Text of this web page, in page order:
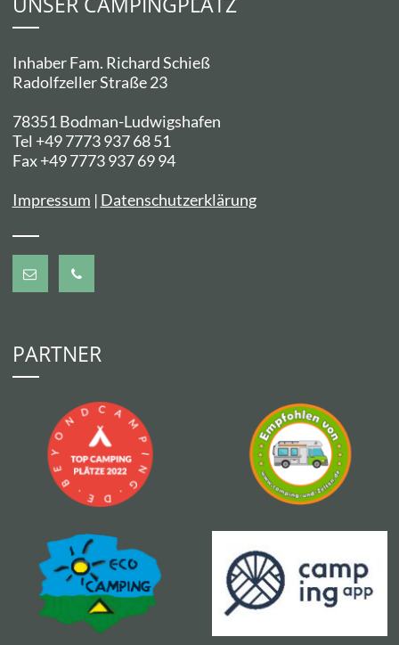
Inhaber Fam. Richard Schieß
Radolfzeller Straße 23
78351 Bodman-Ludwigshafen
Tel +49 7773 937 68 51
Fax +49 7773 937 69 94
Impressum | Datenschutzerklärung
PARTNER